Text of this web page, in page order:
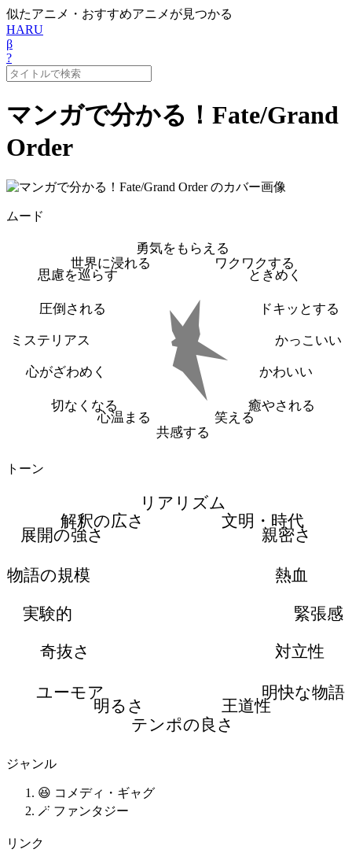
似たアニメ・おすすめアニメが見つかる
HARU
β
?
マンガで分かる！Fate/Grand
Order
ムード
勇気をもらえる
ワクワクする
ときめく
ドキッとする
かっこいい
かわいい
癒やされる
笑える
共感する
心温まる
切なくなる
心がざわめく
ミステリアス
圧倒される
思慮を巡らす
世界に浸れる
トーン
リアリズム
文明・時代
親密さ
熱血
緊張感
対立性
明快な物語
王道性
テンポの良さ
明るさ
ユーモア
奇抜さ
実験的
物語の規模
展開の強さ
解釈の広さ
ジャンル
😆 コメディ・ギャグ
🪄 ファンタジー
リンク